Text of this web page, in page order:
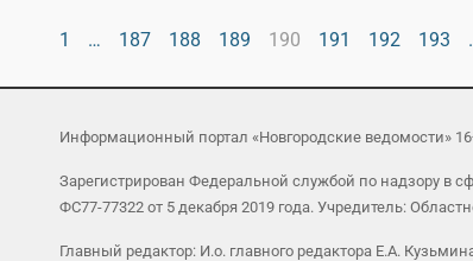
1 … 187 188 189 190 191 192 193
Информационный портал «Новгородские ведомости»
Зарегистрирован Федеральной службой по надзору
ФС77-77322 от 5 декабря 2019 года. Учредитель:
Главный редактор: И.о. главного редактора Е.А.